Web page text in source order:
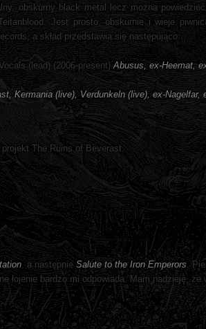
obskurny black metal lecz można
Jest prosto, obskurnie i wieje
a skład przedstawia się następująco:
(lead) (2006-present)Abusus, ex-Heemat,
Kermania (live), Verdunkeln (live), ex-Nagelfar,
The Ruins of Beverast.
, a następnie Salute to the Iron Emperors.
łojenie bardzo mi odpowiada. Mam nadzieję, że